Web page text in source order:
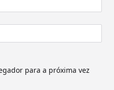
para a próxima vez